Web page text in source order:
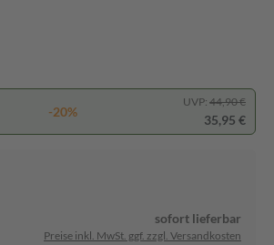
-20%
UVP: 44,90 €
35,95 €
sofort lieferbar
Preise inkl. MwSt. ggf. zzgl. Versandkosten